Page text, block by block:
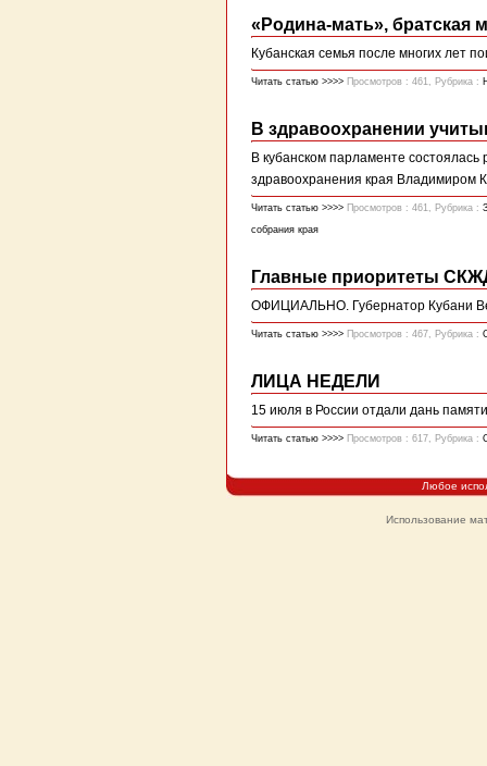
«Родина-мать», братская
Кубанская семья после многих лет
Читать статью >>>> Просмотров : 461, Рубрика :
В здравоохранении
В кубанском парламенте
здравоохранения края Владимиром
Читать статью >>>> Просмотров : 461, Рубрика :
собрания края
Главные приоритеты
ОФИЦИАЛЬНО. Губернатор Кубани
Читать статью >>>> Просмотров : 467, Рубрика :
ЛИЦА НЕДЕЛИ
15 июля в России отдали дань
Читать статью >>>> Просмотров : 617, Рубрика :
Любое
Использование